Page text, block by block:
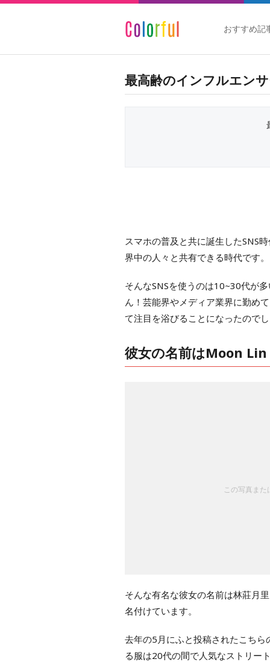
おすすめ記
最高齢のインフルエン
スマホの普及と共に誕生したSNS
界中の人々と共有できる時代です。
そんなSNSを使うのは10~30代が
ん！芸能界やメディア業界に勤め
て注目を浴びることになったので
彼女の名前はMoon Lin
この写真ま
そんな有名な彼女の名前は林莊月
名付けています。
去年の5月にふと投稿されたこち
る服は20代の間で人気なストリー